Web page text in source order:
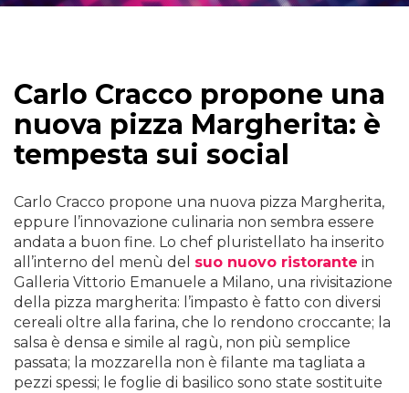
Carlo Cracco propone una
nuova pizza Margherita: è
tempesta sui social
Carlo Cracco propone una nuova pizza Margherita,
eppure l’innovazione culinaria non sembra essere
andata a buon fine. Lo chef pluristellato ha inserito
all’interno del menù del suo nuovo ristorante in
Galleria Vittorio Emanuele a Milano, una rivisitazione
della pizza margherita: l’impasto è fatto con diversi
cereali oltre alla farina, che lo rendono croccante; la
salsa è densa e simile al ragù, non più semplice
passata; la mozzarella non è filante ma tagliata a
pezzi spessi; le foglie di basilico sono state sostituite